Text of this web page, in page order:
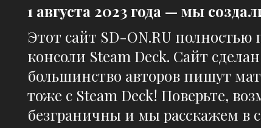
1 августа 2023 года — мы
Этот сайт SD-ON.RU
консоли Steam Deck. Сайт
большинство авторов пишут
тоже с Steam Deck! Поверьте,
безграничны и мы расскажем в